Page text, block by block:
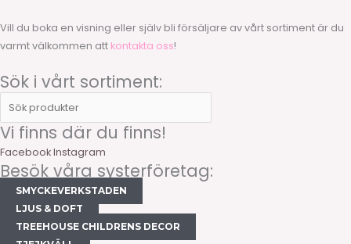
Vill du boka en visning eller själv bli försäljare av vårt sortiment är du
varmt välkommen att kontakta oss!
Sök i vårt sortiment:
Vi finns där du finns!
FacebookInstagram
Besök våra systerföretag:
SMYCKEVERKSTADEN
LJUS & DOFT
TREEHOUSE CHILDRENS DECOR